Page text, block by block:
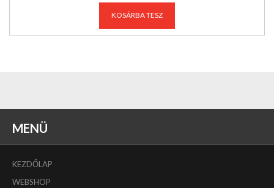
KOSÁRBA TESZ
MENÜ
KEZDŐLAP
WEBSHOP